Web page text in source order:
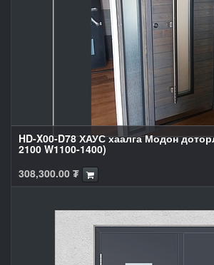
HD-X00-D78 ХАУС хаалга Модон
2100 W1100-1400)
308,300.00 ₮